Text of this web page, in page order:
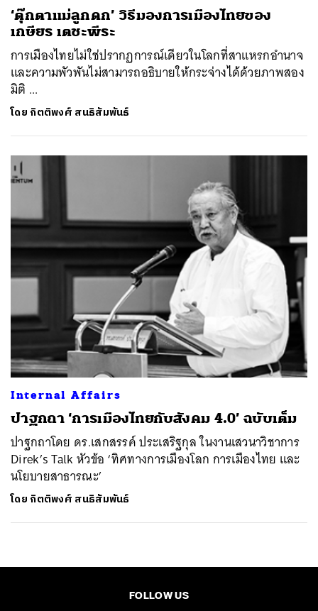
‘ตุ๊กตาแม่ลูกดก’ วิธีมองการเมืองไทยของ
เกษียร เตชะพีระ
การเมืองไทยไม่ใช่ปรากฏการณ์เดียวในโลกที่สาแหรกอำนาจ
และความพัวพันไม่สามารถอธิบายให้กระจ่างได้ด้วยภาพสอง
มิติ ...
โดย กิตติพงศ์ สนธิสัมพันธ์
Internal Affairs
ปาฐกถา ‘การเมืองไทยกับสังคม 4.0’ ฉบับเต็ม
ปาฐกถาโดย ดร.เสกสรรค์ ประเสริฐกุล ในงานเสวนาวิชาการ
Direk’s Talk หัวข้อ ‘ทิศทางการเมืองโลก การเมืองไทย และ
นโยบายสาธารณะ’
โดย กิตติพงศ์ สนธิสัมพันธ์
FOLLOW US